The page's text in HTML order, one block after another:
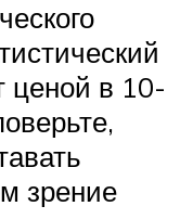
ценой в 10-
зрение